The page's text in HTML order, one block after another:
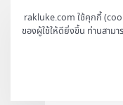
rakluke.com ใช้คุกกี้
ของผู้ใช้ให้ดียิ่งขึ้น ท่านสามา